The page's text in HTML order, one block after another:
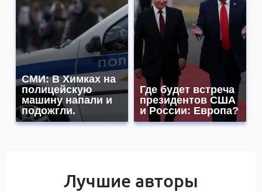
СМИ: В Химках на
полицейскую
машину напали и
подожгли.
Где будет встреча
президентов США
и России: Европа?
Лучшие авторы